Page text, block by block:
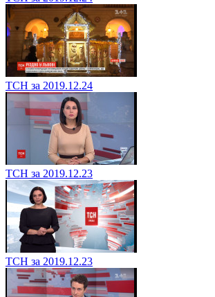
ТСН за 2019.12.24
ТСН за 2019.12.23
ТСН за 2019.12.23